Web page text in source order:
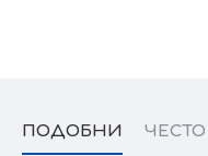
ПОДОБНИ